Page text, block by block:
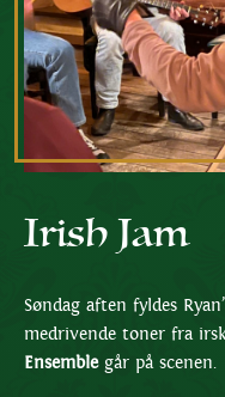
Irish Jam
Søndag aften fyldes
medrivende toner fra
Ensemblegår på scenen.